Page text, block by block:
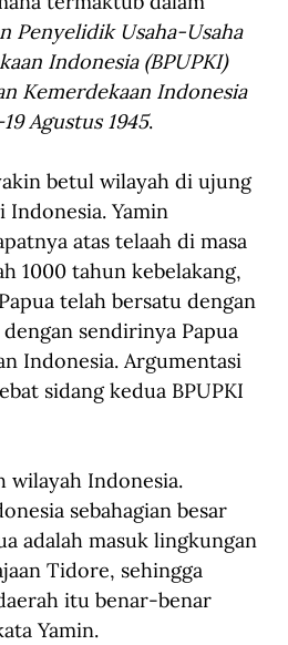
Penyelidik Usaha-Usaha
Indonesia (BPUPKI)
Kemerdekaan Indonesia
Agustus 1945.
betul wilayah di ujung
Yamin
atas telaah di masa
1000 tahun kebelakang,
telah bersatu dengan
sendirinya Papua
Indonesia. Argumentasi
sidang kedua BPUPKI
wilayah Indonesia.
sebahagian besar
adalah masuk lingkungan
Tidore, sehingga
itu benar-benar
Yamin.